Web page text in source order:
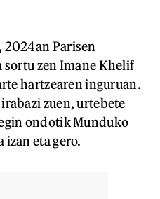
Parisen
zen Imane Khelif
hartzearen inguruan.
zuen, urtebete
ondotik Munduko
eta gero.